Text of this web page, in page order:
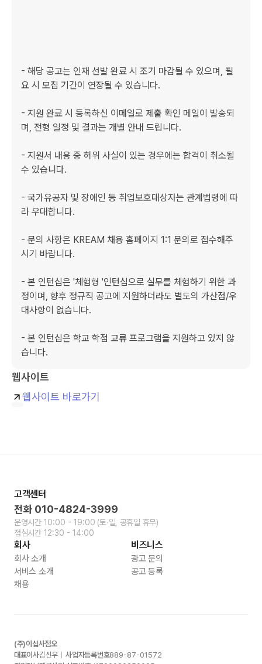
- 해당 공고는 인재 선발 완료 시 조기 마감될 수 있으며, 필
요 시 모집 기간이 연장될 수 있습니다.
- 지원 완료 시 등록하신 이메일로 제출 확인 메일이 발송되
며, 전형 일정 및 결과는 개별 안내 드립니다.
- 지원서 내용 중 허위 사실이 있는 경우에는 합격이 취소될
수 있습니다.
- 국가유공자 및 장애인 등 취업보호대상자는 관계법령에 따
라 우대합니다.
- 문의 사항은 KREAM 채용 홈페이지 1:1 문의로 접수해주
시기 바랍니다.
- 본 인턴십은 '체험형 '인턴십으로 실무를 체험하기 위한 과
정이며, 향후 정규직 공고에 지원하더라도 별도의 가산점/우
대사항이 없습니다.
- 본 인턴십은 학교 학점 교류 프로그램을 지원하고 있지 않
습니다.
웹사이트
웹사이트 바로가기
고객센터
전화 010-4824-3999
운영시간 10:00 - 19:00 (토∙일, 공휴일 휴무)
점심시간 12:30 - 14:00
회사
회사 소개
서비스 소개
채용
비즈니스
광고 문의
공고 등록
(주)이십사점오
대표이사김신우 사업자등록번호889-87-01572